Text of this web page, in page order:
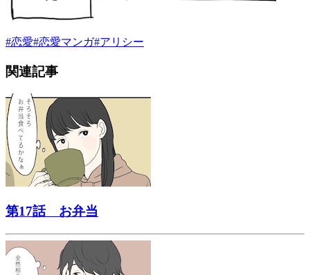
#恋愛#恋愛マンガ#アリシー
関連記事
第17話 お弁当